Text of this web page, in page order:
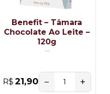
Benefit – Tâmara
Chocolate Ao Leite –
120g
R$ 21,90 − +